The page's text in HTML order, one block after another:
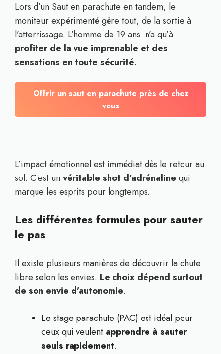
Lors d’un Saut en parachute en tandem, le
moniteur expérimenté gère tout, de la sortie à
l’atterrissage. L’homme de 19 ans n’a qu’à
profiter de la vue imprenable et des
sensations en toute sécurité.
Offrir un saut en parachute près de chez
vous
L’impact émotionnel est immédiat dès le retour au
sol. C’est unvéritable shot d’adrénaline qui
marque les esprits pour longtemps.
Les différentes formules pour sauter
le pas
Il existe plusieurs manières de découvrir la chute
libre selon les envies. Le choix dépend surtout
de son envie d’autonomie.
Le stage parachute (PAC) est idéal pour
ceux qui veulent apprendre à sauter
seuls rapidement.